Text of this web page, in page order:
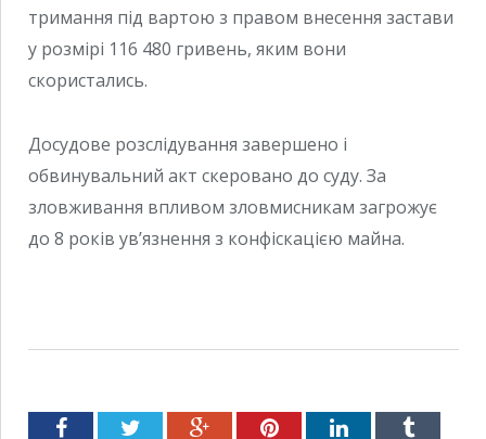
тримання під вартою з правом внесення застави
у розмірі 116 480 гривень, яким вони
скористались.
Досудове розслідування завершено і
обвинувальний акт скеровано до суду. За
зловживання впливом зловмисникам загрожує
до 8 років увʼязнення з конфіскацією майна.
FacebookTwitter Google+PinterestLinkedInTumblr